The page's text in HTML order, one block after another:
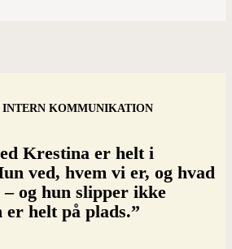
INTERN KOMMUNIKATION
Krestina er helt i
ved, hvem vi er, og hvad
og hun slipper ikke
er helt på plads.”